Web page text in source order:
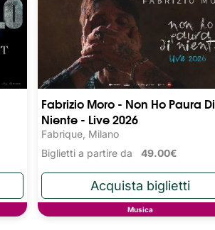
Fabrizio Moro - Non Ho Paura Di
Niente - Live 2026
Fabrique, Milano
Biglietti a partire da 49.00€
Musica